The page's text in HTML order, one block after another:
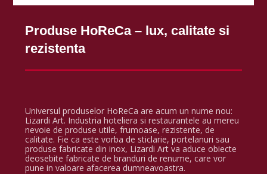
Produse HoReCa – lux, calitate si
rezistenta
Universul produselor HoReCa are acum un nume nou:
Lizardi Art. Industria hoteliera si restaurantele au mereu
nevoie de produse utile, frumoase, rezistente, de
calitate. Fie ca este vorba de sticlarie, portelanuri sau
produse fabricate din inox, Lizardi Art va aduce obiecte
deosebite fabricate de branduri de renume, care vor
pune in valoare afacerea dumneavoastra.